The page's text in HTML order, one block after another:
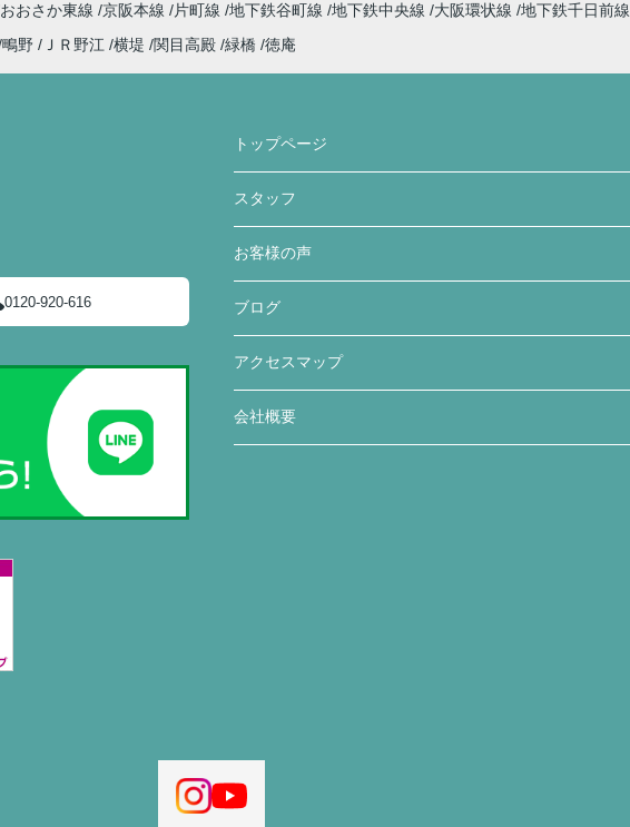
おおさか東線 京阪本線 片町線 地下鉄谷町線 地下鉄中央線 大阪環状線 地下鉄千日前線
鴫野 ＪＲ野江 横堤 関目高殿 緑橋 徳庵
0120-920-616
トップページ
スタッフ
お客様の声
ブログ
アクセスマップ
会社概要